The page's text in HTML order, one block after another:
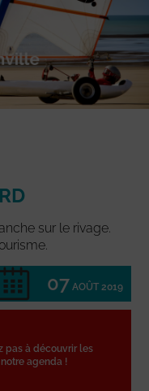
sur le rivage.
07 AOÛT 2019
pas à découvrir les
agenda !